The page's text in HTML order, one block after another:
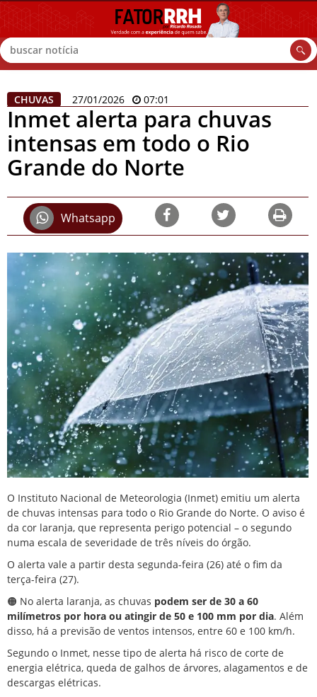
Buscar
CHUVAS 27/01/2026 07:01
Inmet alerta para chuvas
intensas em todo o Rio
Grande do Norte
Whatsapp
O Instituto Nacional de Meteorologia (Inmet) emitiu um alerta
de chuvas intensas para todo o Rio Grande do Norte. O aviso é
da cor laranja, que representa perigo potencial – o segundo
numa escala de severidade de três níveis do órgão.
O alerta vale a partir desta segunda-feira (26) até o fim da
terça-feira (27).
🟠 No alerta laranja, as chuvas podem ser de 30 a 60
milímetros por hora ou atingir de 50 e 100 mm por dia. Além
disso, há a previsão de ventos intensos, entre 60 e 100 km/h.
Segundo o Inmet, nesse tipo de alerta há risco de corte de
energia elétrica, queda de galhos de árvores, alagamentos e de
descargas elétricas.